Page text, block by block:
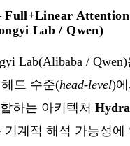
Attention
Lab / Qwen)
Lab(Alibaba / Qwen)
드 수준(head-level)
하는 아키텍처
기계적 해석 가능성에